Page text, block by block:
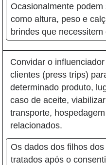
Ocasionalmente
como altura, peso e
brindes que
Convidar o
clientes (press trips)
determinado produto,
caso de aceite,
transporte,
relacionados.
Os dados dos filhos
tratados após o